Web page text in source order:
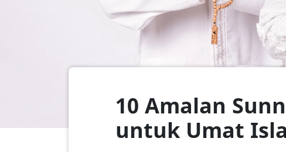
10 Amalan
untuk Umat